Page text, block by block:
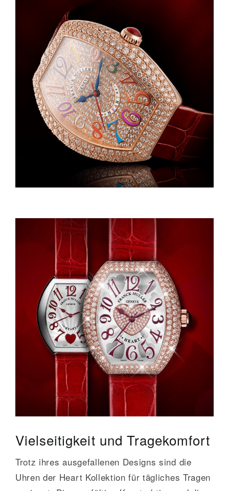
Vielseitigkeit und Tragekomfort
Trotz ihres ausgefallenen Designs sind die
Uhren der Heart Kollektion für tägliches Tragen